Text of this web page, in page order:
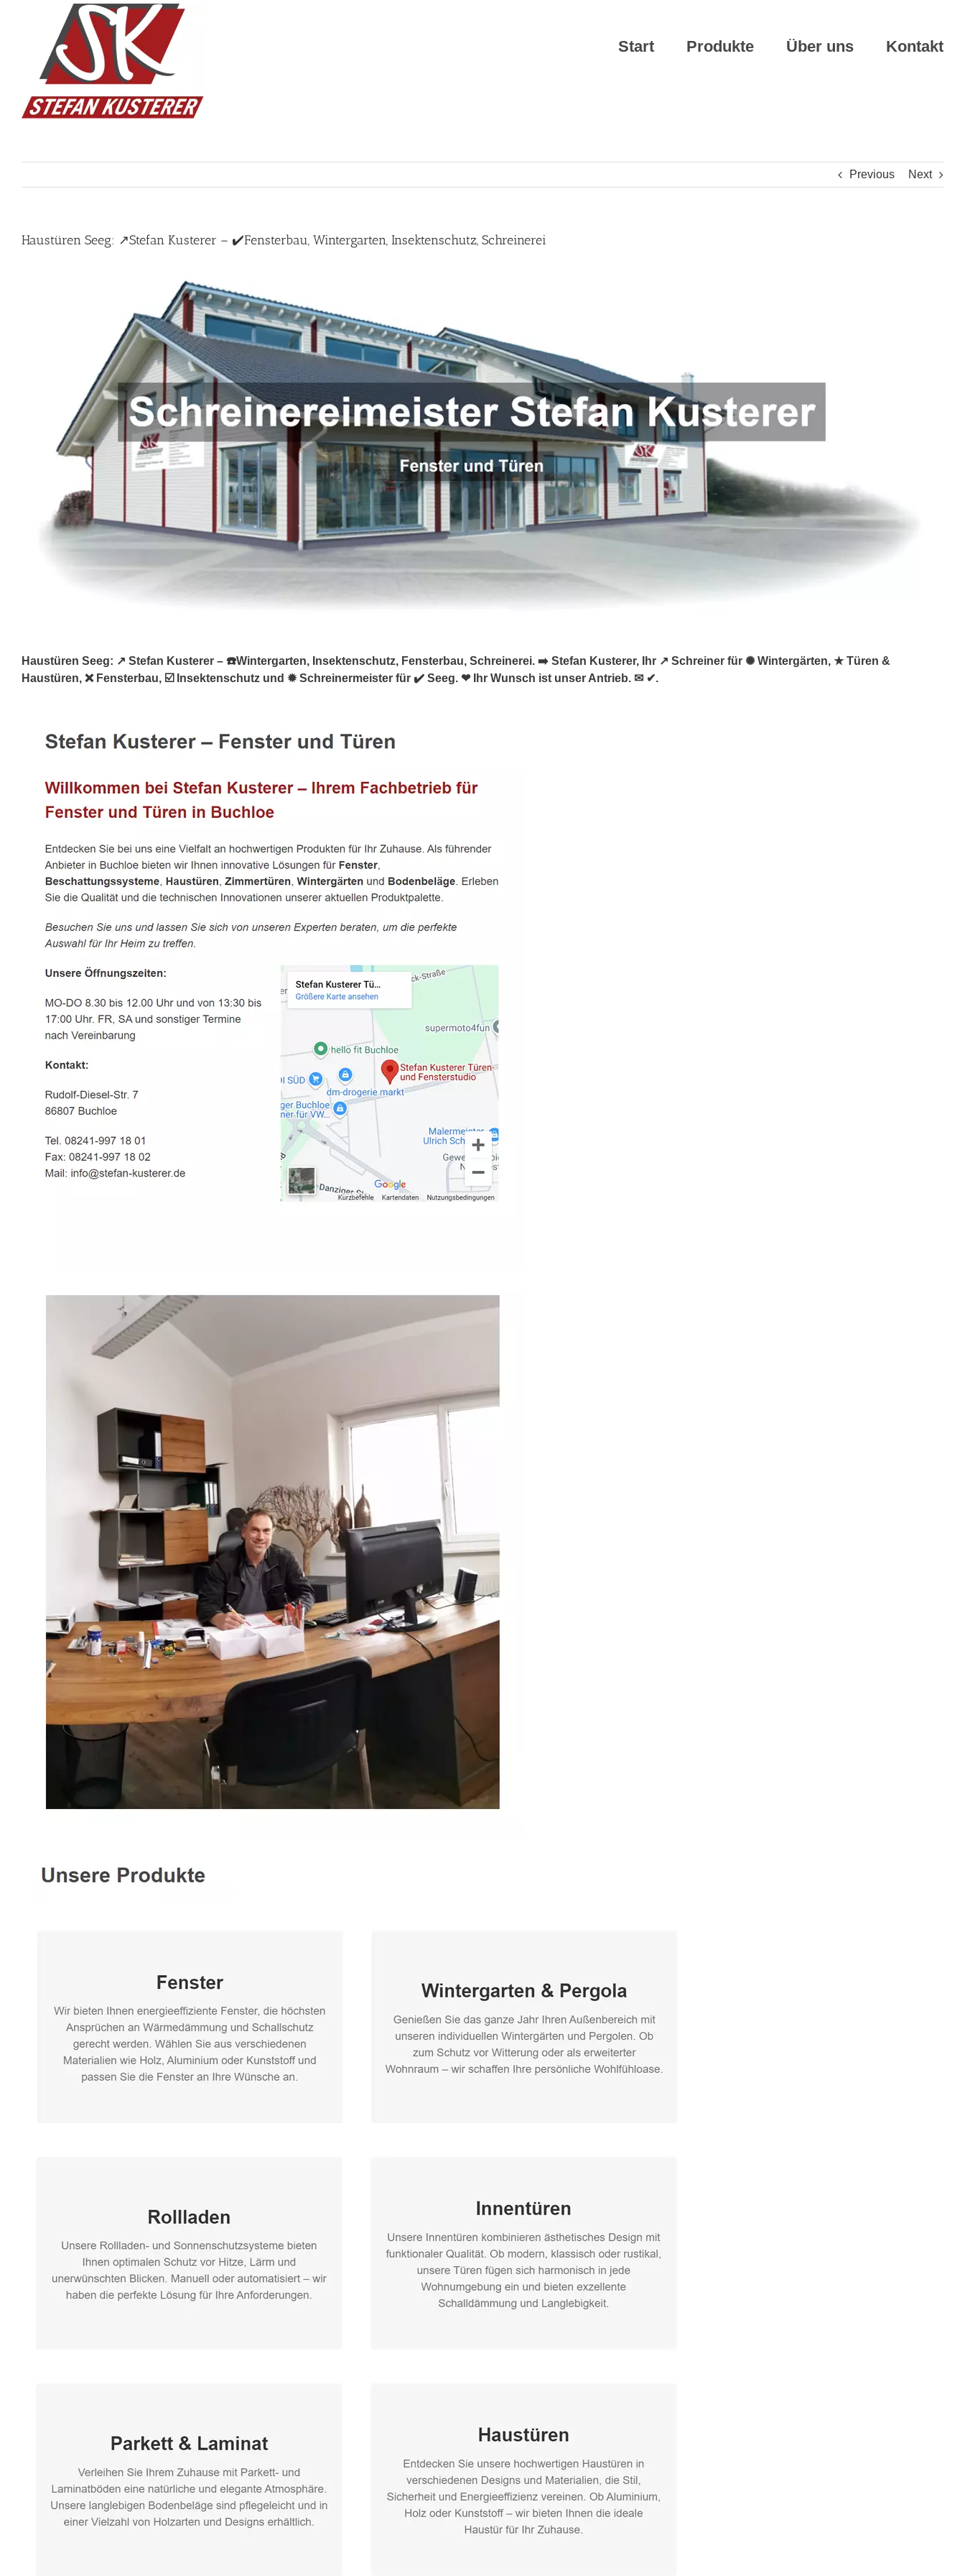
Start Produkte Über uns Kontakt
Previous Next
Haustüren Seeg: ↗️Stefan Kusterer – ✔️Fensterbau, Wintergarten, Insektenschutz, Schreinerei
Haustüren Seeg: ↗️ Stefan Kusterer – ☎️Wintergarten, Insektenschutz, Fensterbau, Schreinerei. ➡️ Stefan Kusterer, Ihr ↗️ Schreiner für ✺ Wintergärten, ★ Türen &
Haustüren, ❌ Fensterbau, ☑️ Insektenschutz und ✹ Schreinermeister für ✔️ Seeg. ❤ Ihr Wunsch ist unser Antrieb. ✉ ✔.